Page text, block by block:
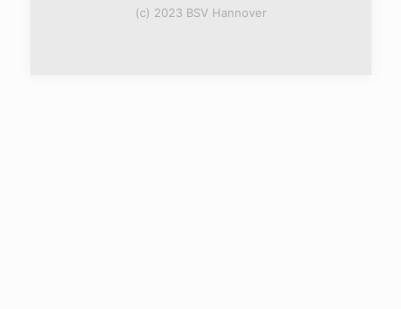
(c) 2023 BSV Hannover